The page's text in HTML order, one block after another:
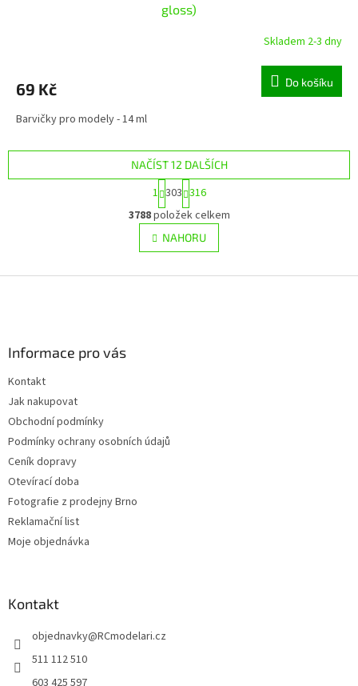
gloss)
Skladem 2-3 dny
69 Kč Do košíku
Barvičky pro modely - 14 ml
O
v
l
á
NAČÍST 12 DALŠÍCH
S
t
r
á
n
k
v
1 303 316
3788položek celkem
NAHORU
Informace pro vás
Kontakt
Jak nakupovat
Obchodní podmínky
Podmínky ochrany osobních údajů
Ceník dopravy
Otevírací doba
Fotografie z prodejny Brno
Reklamační list
Moje objednávka
Kontakt
objednavky@RCmodelari.cz
511 112 510
603 425 597